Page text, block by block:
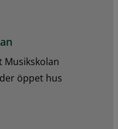
Musikskolan
öppet hus